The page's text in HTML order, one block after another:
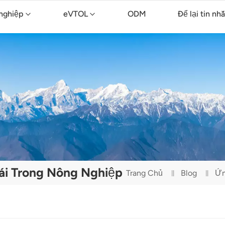
eVTOL ODM Để lại tin
Trong Nông Nghiệp Trang Chủ Blog